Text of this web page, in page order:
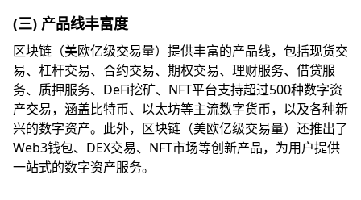
(三) 产品线丰富度
区块链（美欧亿级交易量）提供丰富的产品线，包括现货交
易、杠杆交易、合约交易、期权交易、理财服务、借贷服
务、质押服务、DeFi挖矿、NFT平台支持超过500种数字资
产交易，涵盖比特币、以太坊等主流数字货币，以及各种新
兴的数字资产。此外，区块链（美欧亿级交易量）还推出了
Web3钱包、DEX交易、NFT市场等创新产品，为用户提供
一站式的数字资产服务。